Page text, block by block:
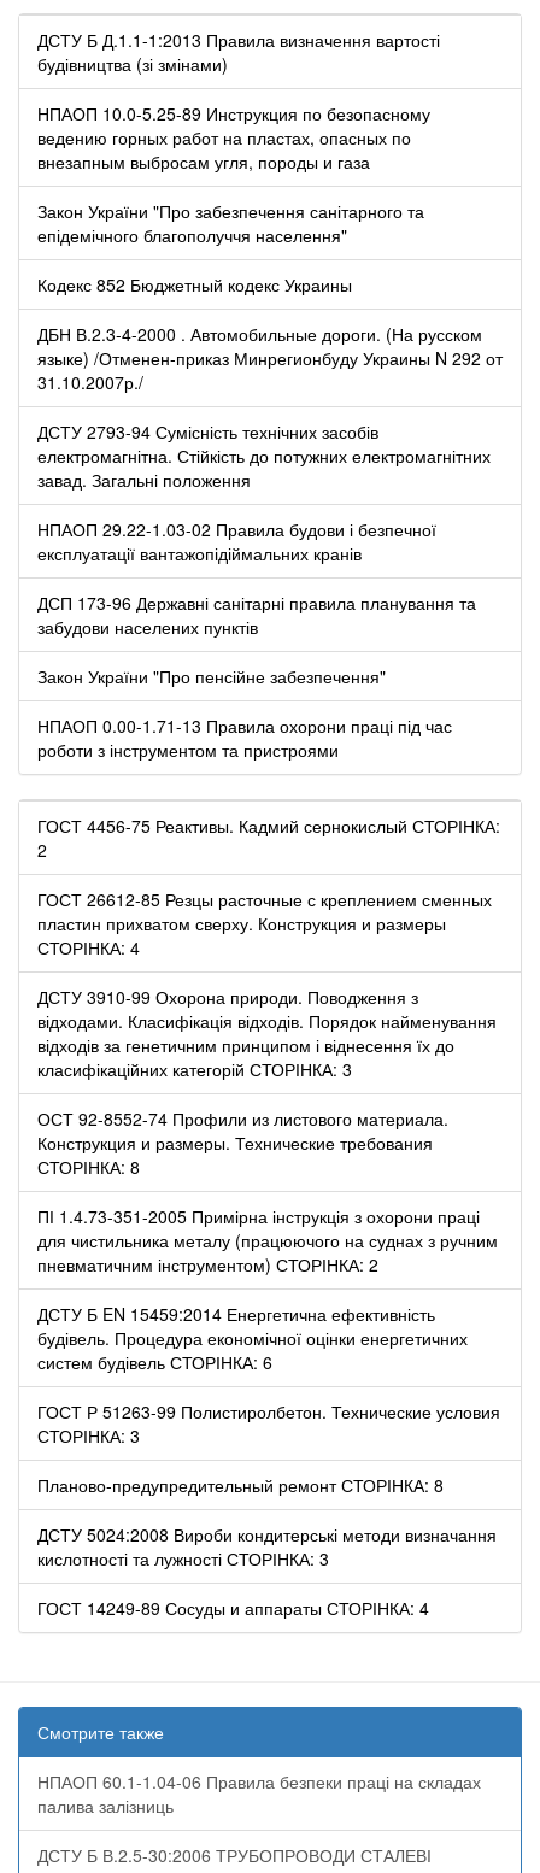
ДСТУ Б Д.1.1-1:2013 Правила визначення вартості
будівництва (зі змінами)
НПАОП 10.0-5.25-89 Инструкция по безопасному
ведению горных работ на пластах, опасных по
внезапным выбросам угля, породы и газа
Закон України "Про забезпечення санітарного та
епідемічного благополуччя населення"
Кодекс 852 Бюджетный кодекс Украины
ДБН В.2.3-4-2000 . Автомобильные дороги. (На русском
языке) /Отменен-приказ Минрегионбуду Украины N 292 от
31.10.2007р./
ДСТУ 2793-94 Сумісність технічних засобів
електромагнітна. Стійкість до потужних електромагнітних
завад. Загальні положення
НПАОП 29.22-1.03-02 Правила будови і безпечної
експлуатації вантажопідіймальних кранів
ДСП 173-96 Державні санітарні правила планування та
забудови населених пунктів
Закон України "Про пенсійне забезпечення"
НПАОП 0.00-1.71-13 Правила охорони праці під час
роботи з інструментом та пристроями
ГОСТ 4456-75 Реактивы. Кадмий сернокислый СТОРІНКА:
2
ГОСТ 26612-85 Резцы расточные с креплением сменных
пластин прихватом сверху. Конструкция и размеры
СТОРІНКА: 4
ДСТУ 3910-99 Охорона природи. Поводження з
відходами. Класифікація відходів. Порядок найменування
відходів за генетичним принципом і віднесення їх до
класифікаційних категорій СТОРІНКА: 3
ОСТ 92-8552-74 Профили из листового материала.
Конструкция и размеры. Технические требования
СТОРІНКА: 8
ПІ 1.4.73-351-2005 Примірна інструкція з охорони праці
для чистильника металу (працюючого на суднах з ручним
пневматичним інструментом) СТОРІНКА: 2
ДСТУ Б EN 15459:2014 Енергетична ефективність
будівель. Процедура економічної оцінки енергетичних
систем будівель СТОРІНКА: 6
ГОСТ Р 51263-99 Полистиролбетон. Технические условия
СТОРІНКА: 3
Планово-предупредительный ремонт СТОРІНКА: 8
ДСТУ 5024:2008 Вироби кондитерські методи визначання
кислотності та лужності СТОРІНКА: 3
ГОСТ 14249-89 Сосуды и аппараты СТОРІНКА: 4
Смотрите также
НПАОП 60.1-1.04-06 Правила безпеки праці на складах
палива залізниць
ДСТУ Б В.2.5-30:2006 ТРУБОПРОВОДИ СТАЛЕВІ